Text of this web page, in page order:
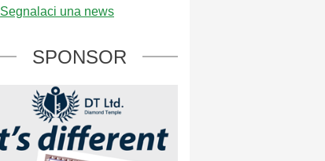
Segnalaci una news
SPONSOR